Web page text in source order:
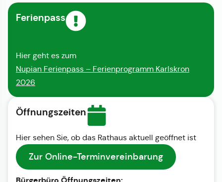
Ferienpass
Hier geht es zum
Nupian Ferienpass – Ferienprogramm Karlskron
2026
Öffnungszeiten
Hier sehen Sie, ob das Rathaus aktuell geöffnet ist
Zur Online-Terminvereinbarung